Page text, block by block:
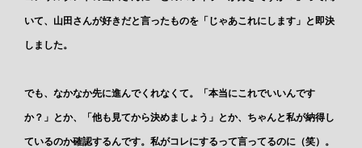
いて、山田さんが好きだと言ったものを「じゃあこれにします」と即決
しました。
でも、なかなか先に進んでくれなくて。「本当にこれでいいんです
か？」とか、「他も見てから決めましょう」とか、ちゃんと私が納得し
ているのか確認するんです。私がコレにするって言ってるのに（笑）。